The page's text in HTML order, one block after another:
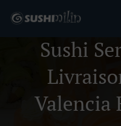
Sushi
Valencia